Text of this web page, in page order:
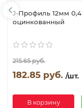
J-Профиль 12мм 0,4
оцинкованный
215.65 руб.
182.85 руб. /шт.
В корзину